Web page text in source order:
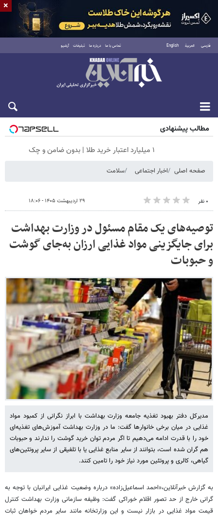
فارسی العربية English تماس با ما درباره ما تبلیغات آرشیو
شنبه ۱۷ مرداد ۱۴۰۵
مطالب پیشنهادی
۱ میلیارد اعتبار خرید طلا | بدون ضامن و چک
صفحه اصلی اخبار اجتماعی سلامت
۰ نفر ۲۹ اردیبهشت ۱۴۰۵ - ۱۸:۰۶
توصیه‌های یک مقام مسئول در وزارت بهداشت
برای جایگزینی مواد غذایی ارزان‌ به‌جای گوشت
و حبوبات
مدیرکل دفتر بهبود تغذیه جامعه وزارت بهداشت با ابراز نگرانی از کمبود مواد
غذایی در میان برخی خانوارها گفت: ما در وزارت بهداشت آموزش‌های تغذیه‌ای
خود را با قدرت ادامه می‌دهیم تا اگر مردم توان خرید گوشت را ندارند و حبوبات
هم گران شده است، بتوانند از سایر منابع غذایی یا با تلفیقی از سایر پروتئین‌های
گیاهی، کالری و پروتئین مورد نیاز خود را تامین کنند.
به گزارش خبرآنلاین،«احمد اسماعیل‌زاده» درباره وضعیت غذایی ایرانیان با توجه به
گرانی خارج از حد تصور اقلام خوراکی گفت: وظیفه سازمانی وزارت بهداشت کنترل
قیمت مواد غذایی در بازار نیست و این وزارتخانه مانند سایر مردم خواهان ثبات
×